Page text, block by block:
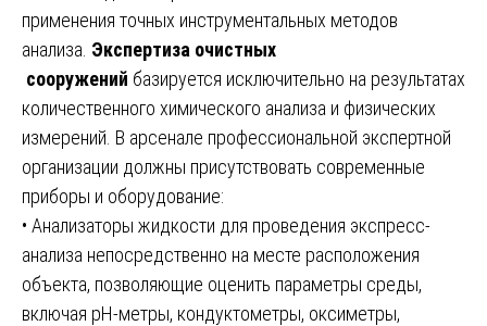
применения точных инструментальных методов
анализа. Экспертиза очистных
сооружений базируется исключительно на результатах
количественного химического анализа и физических
измерений. В арсенале профессиональной экспертной
организации должны присутствовать современные
приборы и оборудование:
• Анализаторы жидкости для проведения экспресс-
анализа непосредственно на месте расположения
объекта, позволяющие оценить параметры среды,
включая pH-метры, кондуктометры, оксиметры,